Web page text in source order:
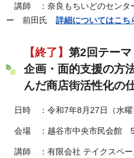
講師 ：奈良もちいどのセンタ
ー 前田氏 詳細についてはこち
【終了】 第2回テー
企画・面的支援の方
んだ商店街活性化の
日時 ：令和7年8月27日（水曜
会場 ：越谷市中央市民会館
講師 ：有限会社 テイクスペ